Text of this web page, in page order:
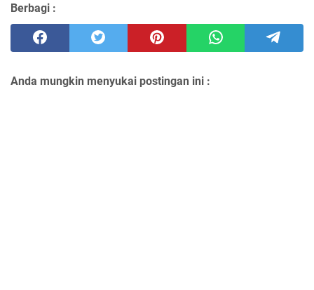
Berbagi :
Anda mungkin menyukai postingan ini :